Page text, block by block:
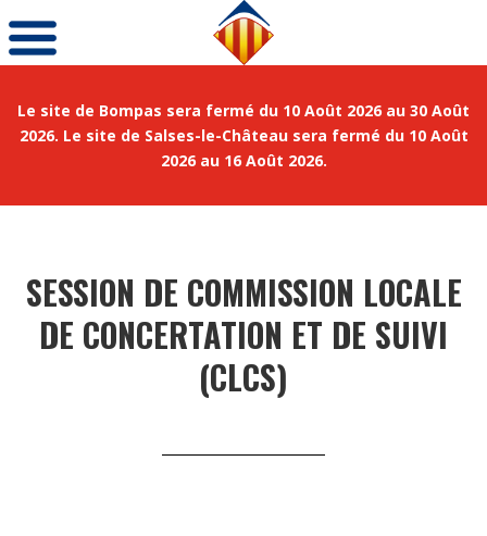
Le site de Bompas sera fermé du 10 Août 2026 au 30 Août
2026. Le site de Salses-le-Château sera fermé du 10 Août
2026 au 16 Août 2026.
SESSION DE COMMISSION LOCALE
DE CONCERTATION ET DE SUIVI
(CLCS)